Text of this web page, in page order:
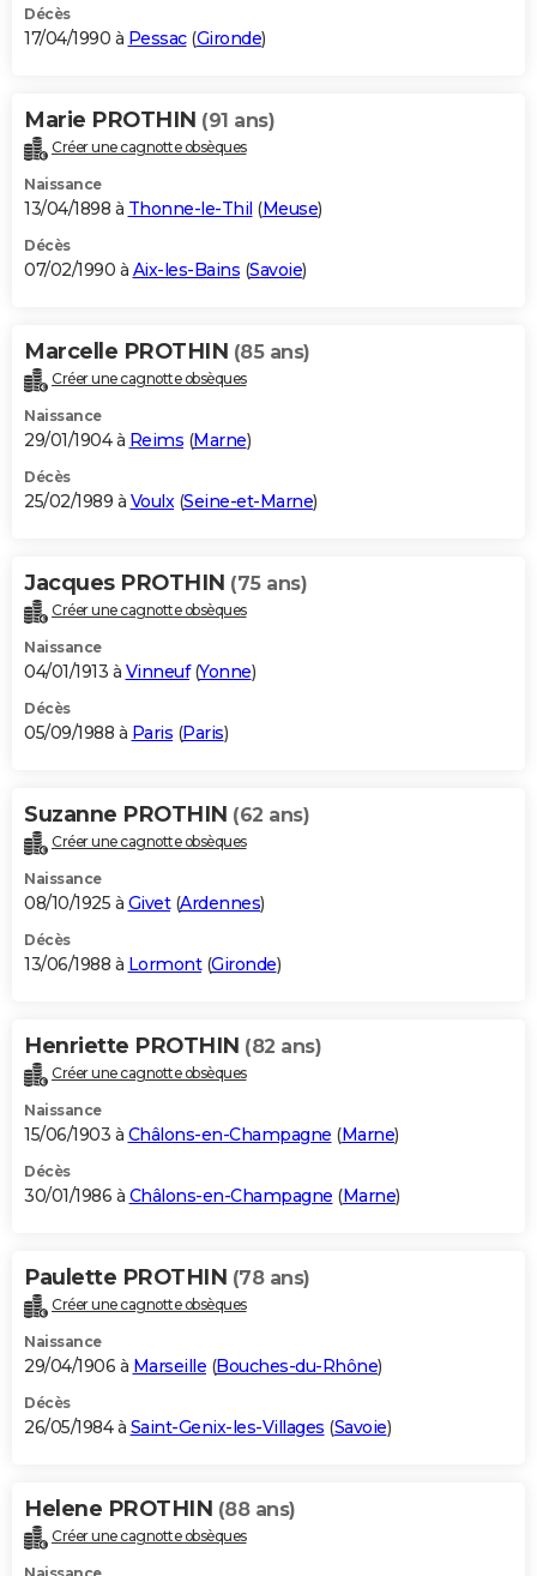
Décès
17/04/1990 à Pessac(Gironde)
Marie PROTHIN (91 ans)
Créer une cagnotte obsèques
Naissance
13/04/1898 à Thonne-le-Thil (Meuse)
Décès
07/02/1990 à Aix-les-Bains (Savoie)
Marcelle PROTHIN (85 ans)
Créer une cagnotte obsèques
Naissance
29/01/1904 à Reims (Marne)
Décès
25/02/1989 à Voulx(Seine-et-Marne)
Jacques PROTHIN (75 ans)
Créer une cagnotte obsèques
Naissance
04/01/1913 à Vinneuf(Yonne)
Décès
05/09/1988 à Paris (Paris)
Suzanne PROTHIN (62 ans)
Créer une cagnotte obsèques
Naissance
08/10/1925 à Givet(Ardennes)
Décès
13/06/1988 à Lormont(Gironde)
Henriette PROTHIN (82 ans)
Créer une cagnotte obsèques
Naissance
15/06/1903 à Châlons-en-Champagne (Marne)
Décès
30/01/1986 à Châlons-en-Champagne (Marne)
Paulette PROTHIN (78 ans)
Créer une cagnotte obsèques
Naissance
29/04/1906 à Marseille (Bouches-du-Rhône)
Décès
26/05/1984 à Saint-Genix-les-Villages (Savoie)
Helene PROTHIN (88 ans)
Créer une cagnotte obsèques